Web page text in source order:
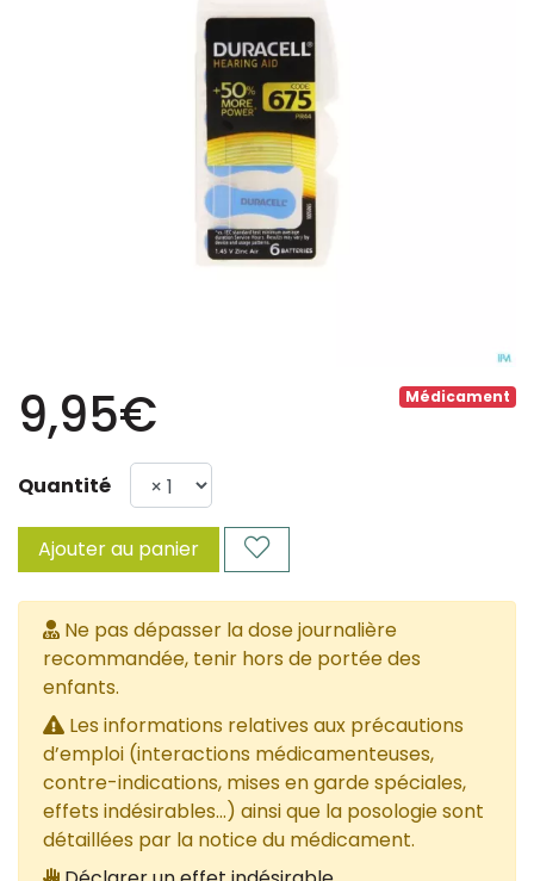
Médicament
9,95€
Quantité
Ajouter au panier
Ne pas dépasser la dose journalière
recommandée, tenir hors de portée des
enfants.
Les informations relatives aux précautions
d’emploi (interactions médicamenteuses,
contre-indications, mises en garde spéciales,
effets indésirables...) ainsi que la posologie sont
détaillées par la notice du médicament.